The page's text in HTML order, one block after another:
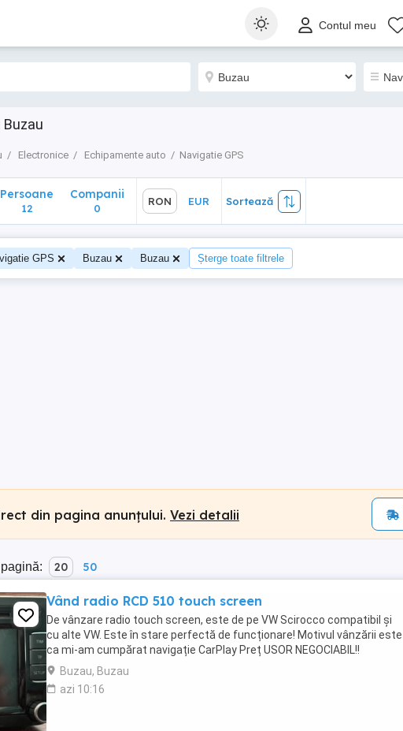
Contul meu
Buzau
Electronice Echipamente auto Navigatie GPS
Sortează
Persoane
12
Companii
0
RON EUR Sortează
GPS Buzau Buzau Șterge toate filtrele
din pagina anunțului. Vezi detalii
20 50
Vând radio RCD 510 touch screen
De vânzare radio touch screen, este de pe VW Scirocco compatibil și
cu alte VW. Este în stare perfectă de funcționare! Motivul vânzării este
ca mi-am cumpărat navigație CarPlay Preț USOR NEGOCIABIL!!
Buzau, Buzau
azi 10:16